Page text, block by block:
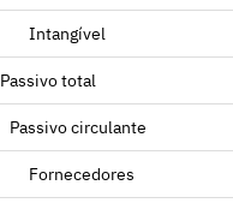
Intangível
Passivo total
Passivo circulante
Fornecedores